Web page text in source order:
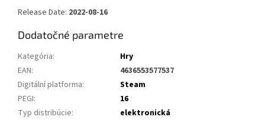
Release Date: 2022-08-16
Dodatočné parametre
Kategória:
Hry
EAN:
4636553577537
Digitální platforma:
Steam
PEGI:
16
Typ distribúcie:
elektronická